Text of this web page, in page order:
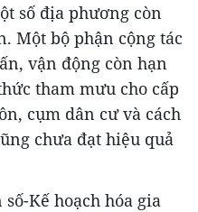
số địa phương còn
Một bộ phận cộng tác
vận động còn hạn
tham mưu cho cấp
cụm dân cư và cách
chưa đạt hiệu quả
Kế hoạch hóa gia